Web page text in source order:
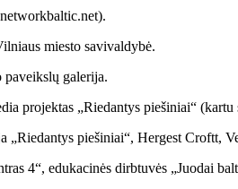
miesto savivaldybė.
paveikslų galerija.
projektas „Riedantys piešiniai“
„Riedantys piešiniai“, Hergest Croftt,
4“, edukacinės dirbtuvės „Juodai